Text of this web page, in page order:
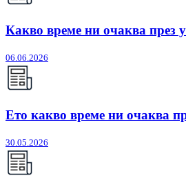
Какво време ни очаква през
06.06.2026
Ето какво време ни очаква
30.05.2026